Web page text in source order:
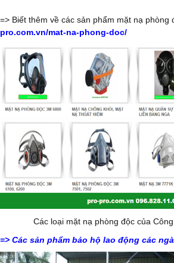
=> Biết thêm về các sản phẩm mặt nạ phòng
pro.com.vn/mat-na-phong-doc/
Các loại mặt nạ phòng độc của
=> Các sản phẩm bảo hộ lao động các